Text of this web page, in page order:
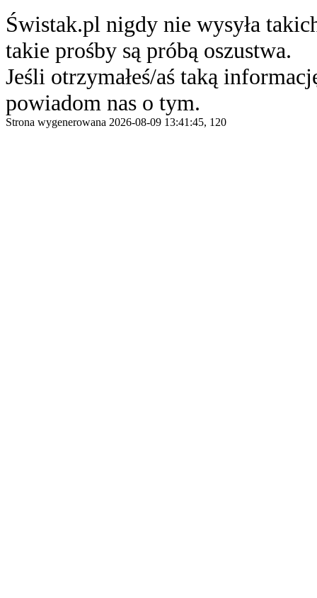
Świstak.pl nigdy nie wysyła
takie prośby są próbą oszustwa.
Jeśli otrzymałeś/aś taką
powiadom nas o tym.
Strona wygenerowana 2026-08-09 13:41:45, 120